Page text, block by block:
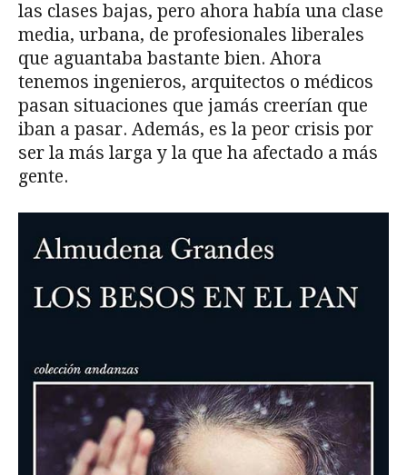
las clases bajas, pero ahora había una clase
media, urbana, de profesionales liberales
que aguantaba bastante bien. Ahora
tenemos ingenieros, arquitectos o médicos
pasan situaciones que jamás creerían que
iban a pasar. Además, es la peor crisis por
ser la más larga y la que ha afectado a más
gente.